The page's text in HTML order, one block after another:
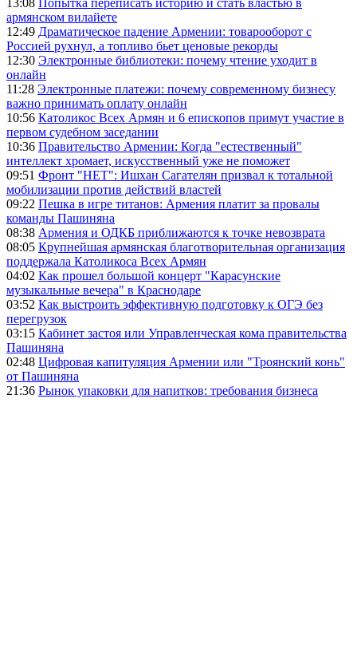
13:08
Попытка переписать историю и стать властью в
армянском вилайете
12:49 Драматическое падение Армении: товарооборот с
Россией рухнул, а топливо бьет ценовые рекорды
12:30 Электронные библиотеки: почему чтение уходит в
онлайн
11:28 Электронные платежи: почему современному бизнесу
важно принимать оплату онлайн
10:56 Католикос Всех Армян и 6 епископов примут участие в
первом судебном заседании
10:36 Правительство Армении: Когда "естественный"
интеллект хромает, искусственный уже не поможет
09:51 Фронт "НЕТ": Ишхан Сагателян призвал к тотальной
мобилизации против действий властей
09:22 Пешка в игре титанов: Армения платит за провалы
команды Пашиняна
08:38 Армения и ОДКБ приближаются к точке невозврата
08:05 Крупнейшая армянская благотворительная организация
поддержала Католикоса Всех Армян
04:02 Как прошел большой концерт "Карасунские
музыкальные вечера" в Краснодаре
03:52 Как выстроить эффективную подготовку к ОГЭ без
перегрузок
03:15 Кабинет застоя или Управленческая кома правительства
Пашиняна
02:48 Цифровая капитуляция Армении или "Троянский конь"
от Пашиняна
21:36 Рынок упаковки для напитков: требования бизнеса